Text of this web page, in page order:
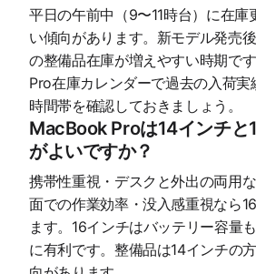
平日の午前中（9〜11時台）に在庫
い傾向があります。新モデル発売
の整備品在庫が増えやすい時期で
Pro在庫カレンダーで過去の入荷
時間帯を確認しておきましょう。
MacBook Proは14インチと
がよいですか？
携帯性重視・デスクと外出の両用
面での作業効率・没入感重視なら
ます。16インチはバッテリー容量
に有利です。整備品は14インチの